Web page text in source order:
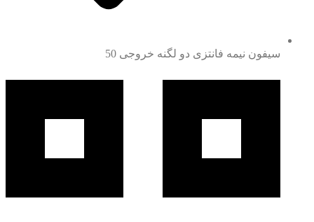
سیفون نیمه فانتزی دو لگنه خروجی 50